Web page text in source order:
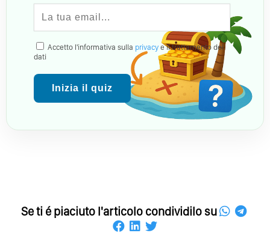
Accetto l'informativa sulla privacy e il trattamento dei
dati
Inizia il quiz
Se ti é piaciuto l'articolo condividilo su